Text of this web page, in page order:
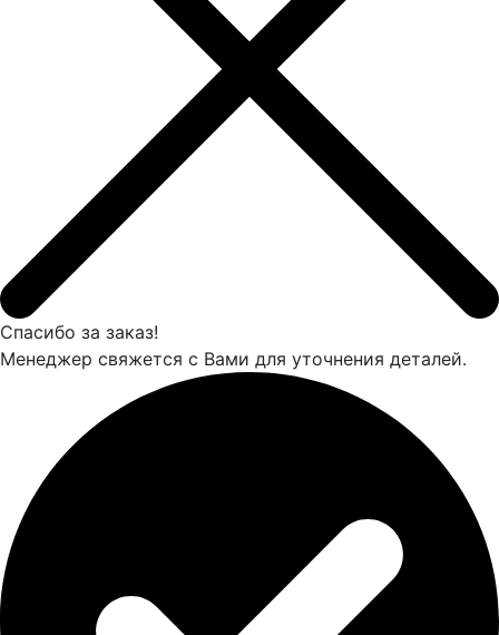
Спасибо за заказ!
Менеджер свяжется с Вами для уточнения деталей.